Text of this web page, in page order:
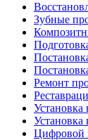
Зубные
Ремонт
Установка
Установка
Цифровой